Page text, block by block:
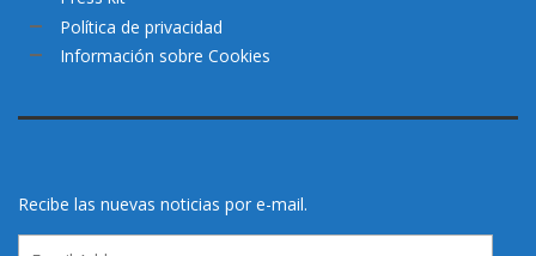
Política de privacidad
Información sobre Cookies
Recibe las nuevas noticias por e-mail.